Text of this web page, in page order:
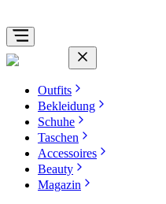
Outfits
Bekleidung
Schuhe
Taschen
Accessoires
Beauty
Magazin